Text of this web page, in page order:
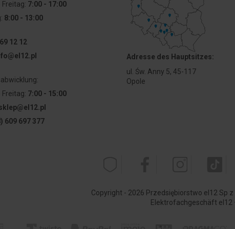
KLP 10 und KLP 20 in Montagelöchern ø 22 zu montieren.
Freitag: 7:00 - 17:00
8:00 - 13:00
12 12
Freitag: 7:00 - 15:00
609 697 377
Adresse des Hauptsitzes:
ul. Św. Anny 5, 45-117
Opole
Copyright - 2026 Przedsiębiorstwo el12 Sp
Elektrofachgeschäft el12